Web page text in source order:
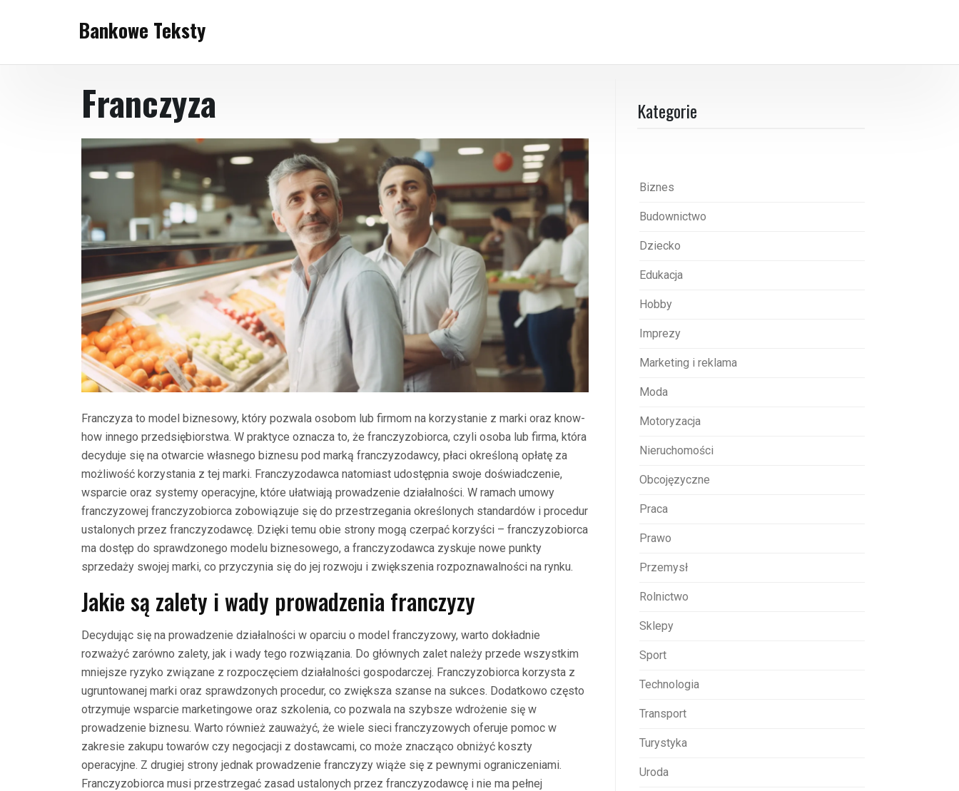
Bankowe Teksty
Franczyza
Franczyza to model biznesowy, który pozwala osobom lub firmom na korzystanie z marki oraz know-
how innego przedsiębiorstwa. W praktyce oznacza to, że franczyzobiorca, czyli osoba lub firma, która
decyduje się na otwarcie własnego biznesu pod marką franczyzodawcy, płaci określoną opłatę za
możliwość korzystania z tej marki. Franczyzodawca natomiast udostępnia swoje doświadczenie,
wsparcie oraz systemy operacyjne, które ułatwiają prowadzenie działalności. W ramach umowy
franczyzowej franczyzobiorca zobowiązuje się do przestrzegania określonych standardów i procedur
ustalonych przez franczyzodawcę. Dzięki temu obie strony mogą czerpać korzyści – franczyzobiorca
ma dostęp do sprawdzonego modelu biznesowego, a franczyzodawca zyskuje nowe punkty
sprzedaży swojej marki, co przyczynia się do jej rozwoju i zwiększenia rozpoznawalności na rynku.
Jakie są zalety i wady prowadzenia franczyzy
Decydując się na prowadzenie działalności w oparciu o model franczyzowy, warto dokładnie
rozważyć zarówno zalety, jak i wady tego rozwiązania. Do głównych zalet należy przede wszystkim
mniejsze ryzyko związane z rozpoczęciem działalności gospodarczej. Franczyzobiorca korzysta z
ugruntowanej marki oraz sprawdzonych procedur, co zwiększa szanse na sukces. Dodatkowo często
otrzymuje wsparcie marketingowe oraz szkolenia, co pozwala na szybsze wdrożenie się w
prowadzenie biznesu. Warto również zauważyć, że wiele sieci franczyzowych oferuje pomoc w
zakresie zakupu towarów czy negocjacji z dostawcami, co może znacząco obniżyć koszty
operacyjne. Z drugiej strony jednak prowadzenie franczyzy wiąże się z pewnymi ograniczeniami.
Franczyzobiorca musi przestrzegać zasad ustalonych przez franczyzodawcę i nie ma pełnej
Kategorie
Biznes
Budownictwo
Dziecko
Edukacja
Hobby
Imprezy
Marketing i reklama
Moda
Motoryzacja
Nieruchomości
Obcojęzyczne
Praca
Prawo
Przemysł
Rolnictwo
Sklepy
Sport
Technologia
Transport
Turystyka
Uroda